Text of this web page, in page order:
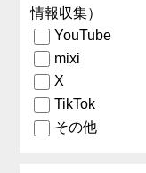
情報収集）
YouTube
mixi
X
TikTok
その他